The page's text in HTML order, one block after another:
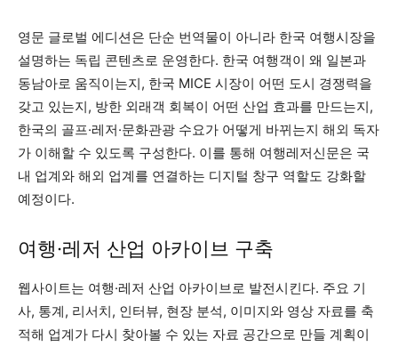
영문 글로벌 에디션은 단순 번역물이 아니라 한국 여행시장을
설명하는 독립 콘텐츠로 운영한다. 한국 여행객이 왜 일본과
동남아로 움직이는지, 한국 MICE 시장이 어떤 도시 경쟁력을
갖고 있는지, 방한 외래객 회복이 어떤 산업 효과를 만드는지,
한국의 골프·레저·문화관광 수요가 어떻게 바뀌는지 해외 독자
가 이해할 수 있도록 구성한다. 이를 통해 여행레저신문은 국
내 업계와 해외 업계를 연결하는 디지털 창구 역할도 강화할
예정이다.
여행·레저 산업 아카이브 구축
웹사이트는 여행·레저 산업 아카이브로 발전시킨다. 주요 기
사, 통계, 리서치, 인터뷰, 현장 분석, 이미지와 영상 자료를 축
적해 업계가 다시 찾아볼 수 있는 자료 공간으로 만들 계획이